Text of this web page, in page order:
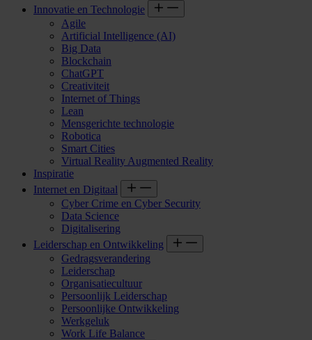
Innovatie en Technologie
Agile
Artificial Intelligence (AI)
Big Data
Blockchain
ChatGPT
Creativiteit
Internet of Things
Lean
Mensgerichte technologie
Robotica
Smart Cities
Virtual Reality Augmented Reality
Inspiratie
Internet en Digitaal
Cyber Crime en Cyber Security
Data Science
Digitalisering
Leiderschap en Ontwikkeling
Gedragsverandering
Leiderschap
Organisatiecultuur
Persoonlijk Leiderschap
Persoonlijke Ontwikkeling
Werkgeluk
Work Life Balance